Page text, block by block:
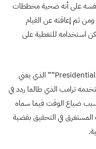
نفسه على أنه ضحية مخططات
ثم إعاقته عن القيام
استخدامه للتغطية على
” الذي يعني
ترامب الذي طالما ردد في
ضياع الوقت فيما سماه
المستغرق في التحقيق بقضية